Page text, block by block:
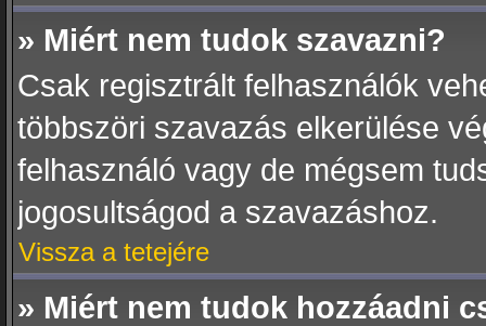
» Miért nem tudok szavazni?
Csak regisztrált felhasználók
többszöri szavazás elkerülése
felhasználó vagy de mégsem
jogosultságod a szavazáshoz.
Vissza a tetejére
» Miért nem tudok hozzáadni